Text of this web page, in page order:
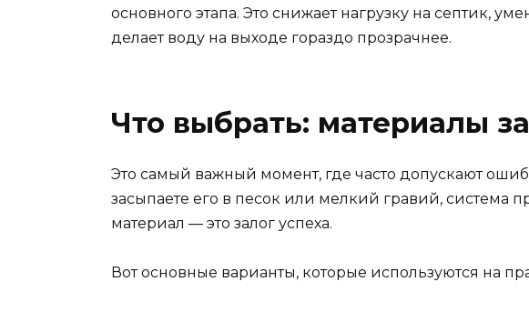
основного этапа. Это снижает нагрузку на септик,
делает воду на выходе гораздо прозрачнее.
Что выбрать: материалы
Это самый важный момент, где часто допускают
засыпаете его в песок или мелкий гравий, система
материал — это залог успеха.
Вот основные варианты, которые используются на